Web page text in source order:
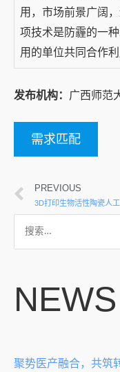
用，市场前景广阔
项技术是防霾的一
用的单位共同合作利
发布机构： 广西师范
需求匹配
PREVIOUS
3D打印生物活性陶瓷人
NEWS
聚势医产融合，共筑